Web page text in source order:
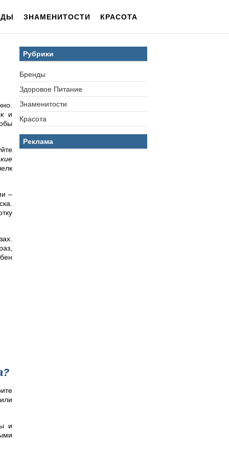
ЗНАМЕНИТОСТИ КРАСОТА
Рубрики
Бренды
Здоровое Питание
Знаменитости
Красота
Реклама
и
–
и